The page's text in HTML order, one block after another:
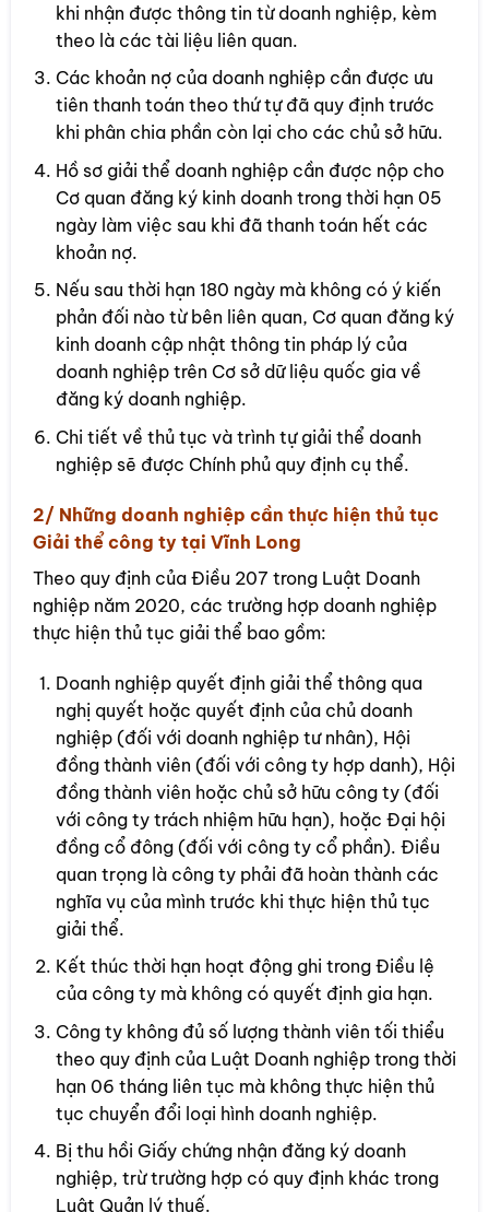
khi nhận được thông tin từ doanh nghiệp, kèm
theo là các tài liệu liên quan.
Các khoản nợ của doanh nghiệp cần được ưu
tiên thanh toán theo thứ tự đã quy định trước
khi phân chia phần còn lại cho các chủ sở hữu.
Hồ sơ giải thể doanh nghiệp cần được nộp cho
Cơ quan đăng ký kinh doanh trong thời hạn 05
ngày làm việc sau khi đã thanh toán hết các
khoản nợ.
Nếu sau thời hạn 180 ngày mà không có ý kiến
phản đối nào từ bên liên quan, Cơ quan đăng ký
kinh doanh cập nhật thông tin pháp lý của
doanh nghiệp trên Cơ sở dữ liệu quốc gia về
đăng ký doanh nghiệp.
Chi tiết về thủ tục và trình tự giải thể doanh
nghiệp sẽ được Chính phủ quy định cụ thể.
2/ Những doanh nghiệp cần thực hiện thủ tục
Giải thể công ty tại Vĩnh Long
Theo quy định của Điều 207 trong Luật Doanh
nghiệp năm 2020, các trường hợp doanh nghiệp
thực hiện thủ tục giải thể bao gồm:
Doanh nghiệp quyết định giải thể thông qua
nghị quyết hoặc quyết định của chủ doanh
nghiệp (đối với doanh nghiệp tư nhân), Hội
đồng thành viên (đối với công ty hợp danh), Hội
đồng thành viên hoặc chủ sở hữu công ty (đối
với công ty trách nhiệm hữu hạn), hoặc Đại hội
đồng cổ đông (đối với công ty cổ phần). Điều
quan trọng là công ty phải đã hoàn thành các
nghĩa vụ của mình trước khi thực hiện thủ tục
giải thể.
Kết thúc thời hạn hoạt động ghi trong Điều lệ
của công ty mà không có quyết định gia hạn.
Công ty không đủ số lượng thành viên tối thiểu
theo quy định của Luật Doanh nghiệp trong thời
hạn 06 tháng liên tục mà không thực hiện thủ
tục chuyển đổi loại hình doanh nghiệp.
Bị thu hồi Giấy chứng nhận đăng ký doanh
nghiệp, trừ trường hợp có quy định khác trong
Luật Quản lý thuế.